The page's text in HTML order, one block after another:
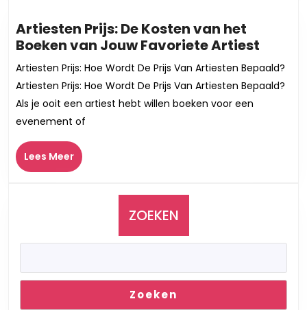
Emotie
Artiesten Prijs: De Kosten van het
Boeken van Jouw Favoriete Artiest
Prijs:
De
Artiesten Prijs: Hoe Wordt De Prijs Van Artiesten Bepaald?
Artiesten Prijs: Hoe Wordt De Prijs Van Artiesten Bepaald?
Als je ooit een artiest hebt willen boeken voor een
evenement of
Lees MeerLees
Meer
ZOEKEN
Zoeken